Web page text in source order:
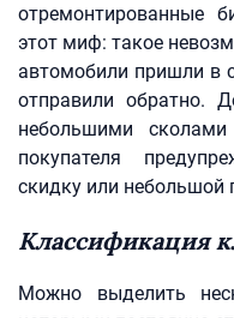
отремонтированные
этот миф: такое
автомобили пришли в
отправили обратно.
небольшими
покупателя
скидку или небольшой
Классификация
Можно выделить